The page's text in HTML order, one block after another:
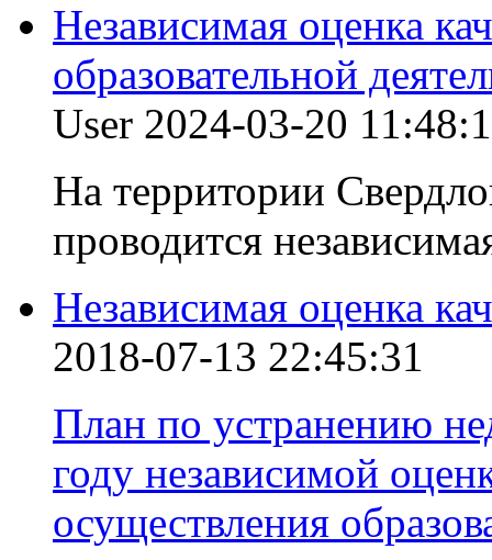
Независимая оценка
образовательной
User 2024-03-20
На территории
проводится
Независимая оценка
2018-07-13 22:45:31
План по устранению
году независимой
осуществления